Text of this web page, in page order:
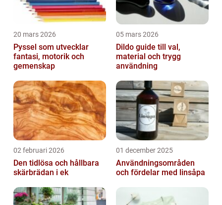
20 mars 2026
Pyssel som utvecklar
fantasi, motorik och
gemenskap
05 mars 2026
Dildo guide till val,
material och trygg
användning
02 februari 2026
Den tidlösa och hållbara
skärbrädan i ek
01 december 2025
Användningsområden
och fördelar med linsåpa